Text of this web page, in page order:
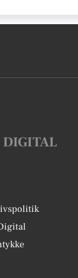
DIGITAL